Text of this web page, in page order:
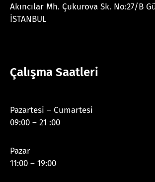
Akıncılar Mh. Çukurova Sk. No:27/B
İSTANBUL
Çalışma Saatleri
Pazartesi – Cumartesi
09:00 – 21 :00
Pazar
11:00 – 19:00